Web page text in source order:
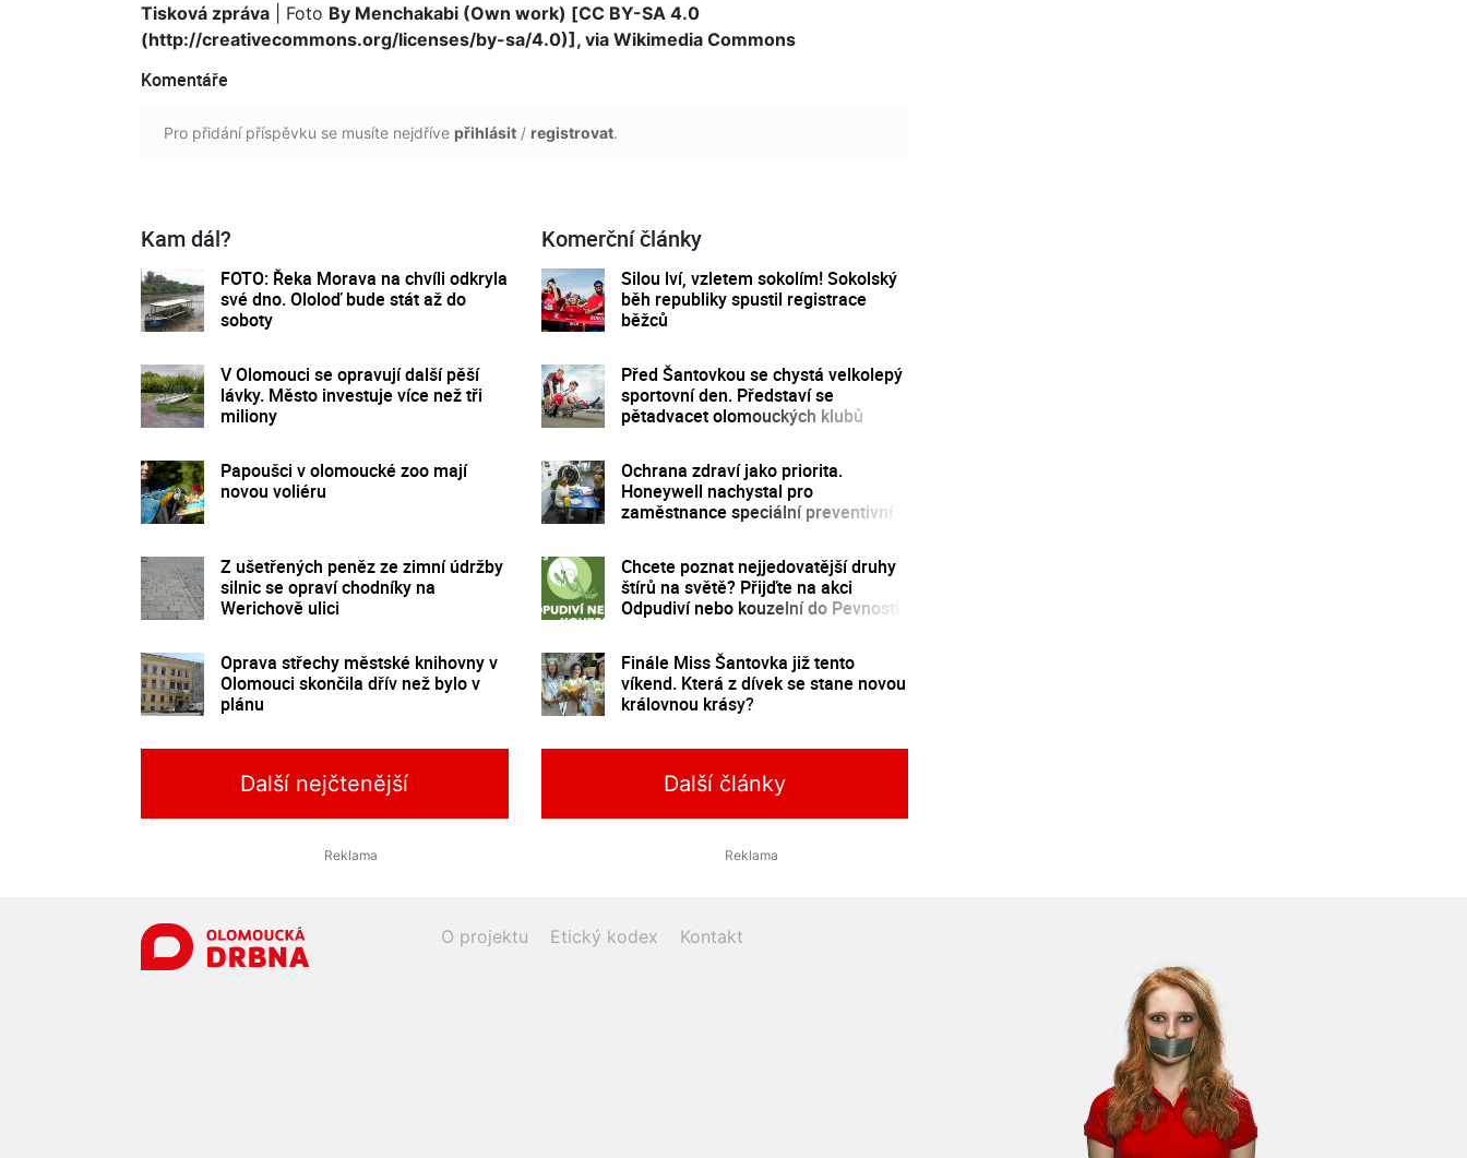
Tisková zpráva | Foto By Menchakabi (Own work) [CC BY-SA 4.0
(http://creativecommons.org/licenses/by-sa/4.0)], via Wikimedia Commons
Komentáře
Pro přidání příspěvku se musíte nejdříve přihlásit / registrovat.
Kam dál?
FOTO: Řeka Morava na chvíli odkryla
své dno. Ololoď bude stát až do
soboty
V Olomouci se opravují další pěší
lávky. Město investuje více než tři
miliony
Papoušci v olomoucké zoo mají
novou voliéru
Z ušetřených peněz ze zimní údržby
silnic se opraví chodníky na
Werichově ulici
Oprava střechy městské knihovny v
Olomouci skončila dřív než bylo v
plánu
Komerční články
Silou lví, vzletem sokolím! Sokolský
běh republiky spustil registrace
běžců
Před Šantovkou se chystá velkolepý
sportovní den. Představí se
pětadvacet olomouckých klubů
Ochrana zdraví jako priorita.
Honeywell nachystal pro
zaměstnance speciální preventivní
Chcete poznat nejjedovatější druhy
štírů na světě? Přijďte na akci
Odpudiví nebo kouzelní do Pevnosti
Finále Miss Šantovka již tento
víkend. Která z dívek se stane novou
královnou krásy?
Další nejčtenější Další články
O projektu Etický kodex Kontakt